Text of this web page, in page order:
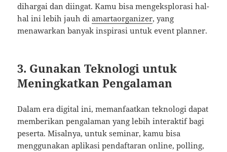
dihargai dan diingat. Kamu bisa mengeksplorasi hal-
hal ini lebih jauh diamartaorganizer, yang
menawarkan banyak inspirasi untuk event planner.
3. Gunakan Teknologi untuk
Meningkatkan Pengalaman
Dalam era digital ini, memanfaatkan teknologi dapat
memberikan pengalaman yang lebih interaktif bagi
peserta. Misalnya, untuk seminar, kamu bisa
menggunakan aplikasi pendaftaran online, polling,